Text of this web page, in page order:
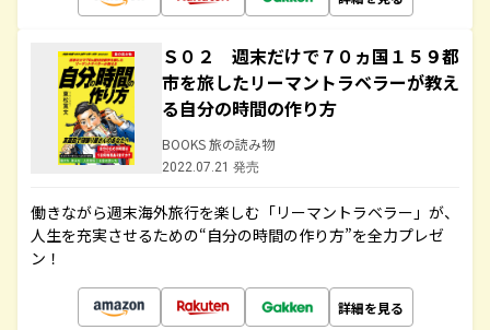
Ｓ０２ 週末だけで７０ヵ国１５９都
市を旅したリーマントラベラーが教え
る自分の時間の作り方
BOOKS 旅の読み物
2022.07.21 発売
働きながら週末海外旅行を楽しむ「リーマントラベラー」が、
人生を充実させるための“自分の時間の作り方”を全力プレゼ
ン！
詳細を見る